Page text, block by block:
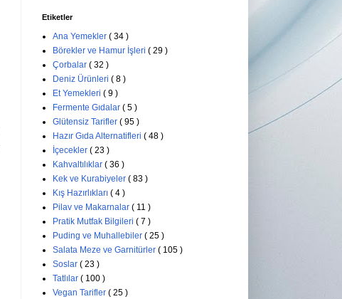
Etiketler
Ana Yemekler ( 34 )
Börekler ve Hamur İşleri ( 29 )
Çorbalar ( 32 )
Deniz Ürünleri ( 8 )
Et Yemekleri ( 9 )
Fermente Gıdalar ( 5 )
Glütensiz Tarifler ( 95 )
Hazır Gıda Alternatifleri ( 48 )
İçecekler ( 23 )
Kahvaltılıklar ( 36 )
Kek ve Kurabiyeler ( 83 )
Kış Hazırlıkları ( 4 )
Pilav ve Makarnalar ( 11 )
Pratik Mutfak Bilgileri ( 7 )
Puding ve Muhallebiler ( 25 )
Salata Meze ve Garnitürler ( 105 )
Soslar ( 23 )
Tatlılar ( 100 )
Vegan Tarifler ( 25 )